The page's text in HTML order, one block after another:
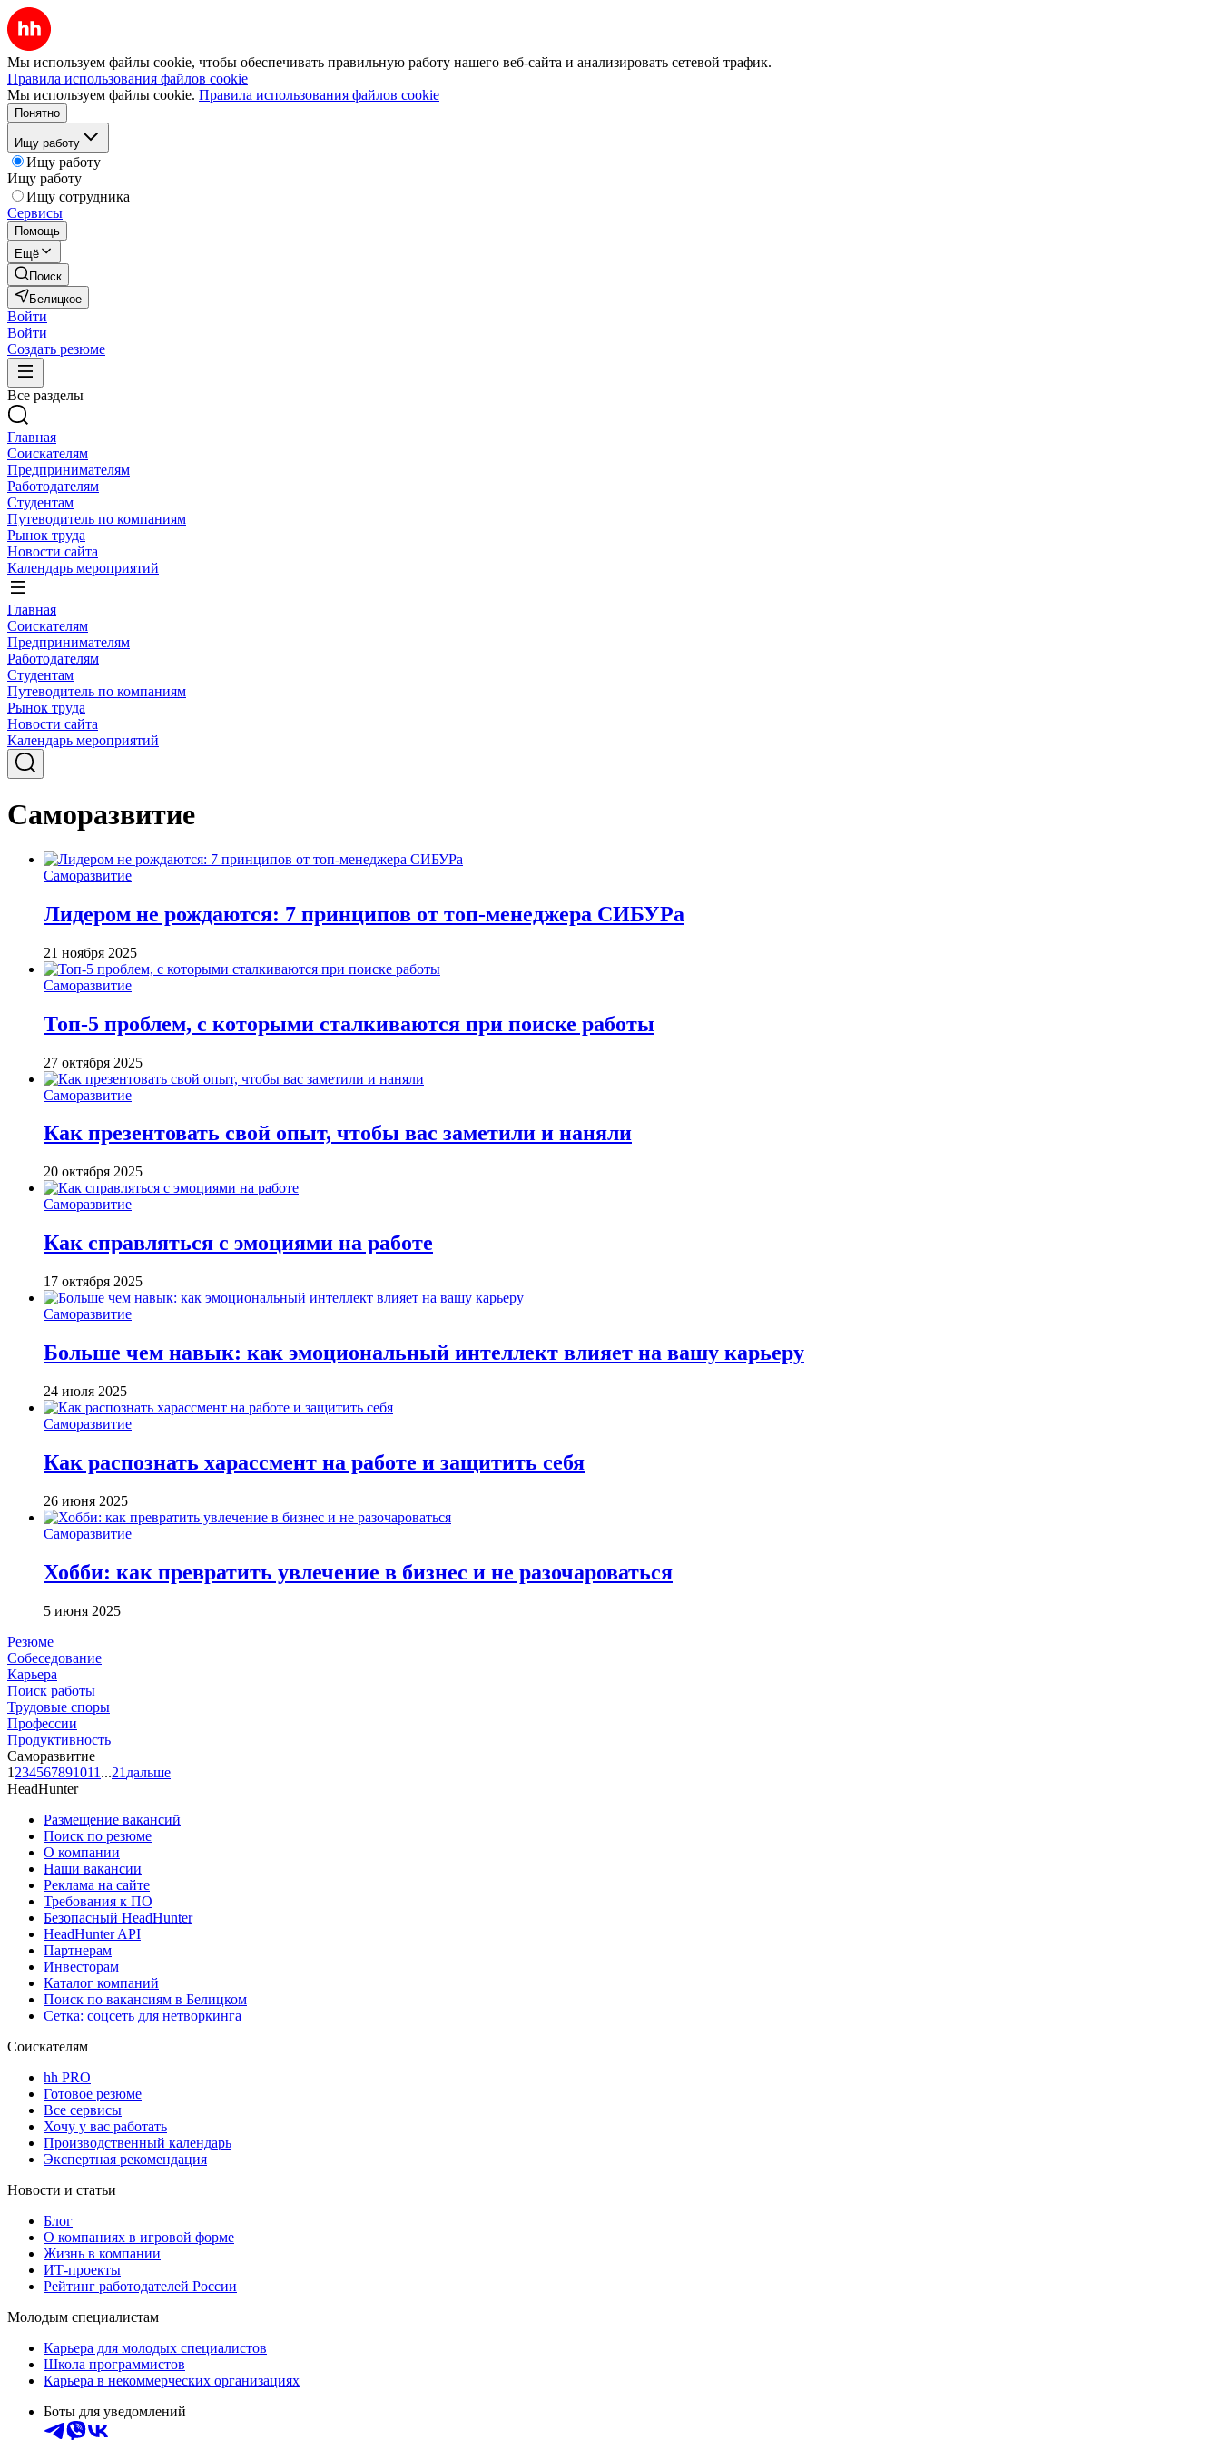
Мы используем файлы cookie, чтобы обеспечивать правильную работу нашего веб-сайта и анализировать сетевой трафик.
Правила использования файлов cookie
Мы используем файлы cookie. Правила использования файлов cookie
Понятно
Ищу работу
Ищу работу
Ищу работу
Ищу сотрудника
Сервисы
Помощь
Ещё
Поиск
Белицкое
Войти
Войти
Создать резюме
Все разделы
Главная
Соискателям
Предпринимателям
Работодателям
Студентам
Путеводитель по компаниям
Рынок труда
Новости сайта
Календарь мероприятий
Главная
Соискателям
Предпринимателям
Работодателям
Студентам
Путеводитель по компаниям
Рынок труда
Новости сайта
Календарь мероприятий
Саморазвитие
Саморазвитие
Лидером не рождаются: 7 принципов от топ-менеджера СИБУРа
21 ноября 2025
Саморазвитие
Топ-5 проблем, с которыми сталкиваются при поиске работы
27 октября 2025
Саморазвитие
Как презентовать свой опыт, чтобы вас заметили и наняли
20 октября 2025
Саморазвитие
Как справляться с эмоциями на работе
17 октября 2025
Саморазвитие
Больше чем навык: как эмоциональный интеллект влияет на вашу карьеру
24 июля 2025
Саморазвитие
Как распознать харассмент на работе и защитить себя
26 июня 2025
Саморазвитие
Хобби: как превратить увлечение в бизнес и не разочароваться
5 июня 2025
Резюме
Собеседование
Карьера
Поиск работы
Трудовые споры
Профессии
Продуктивность
Саморазвитие
1 234567891011 ...21 дальше
HeadHunter
Размещение вакансий
Поиск по резюме
О компании
Наши вакансии
Реклама на сайте
Требования к ПО
Безопасный HeadHunter
HeadHunter API
Партнерам
Инвесторам
Каталог компаний
Поиск по вакансиям в Белицком
Сетка: соцсеть для нетворкинга
Соискателям
hh PRO
Готовое резюме
Все сервисы
Хочу у вас работать
Производственный календарь
Экспертная рекомендация
Новости и статьи
Блог
О компаниях в игровой форме
Жизнь в компании
ИТ-проекты
Рейтинг работодателей России
Молодым специалистам
Карьера для молодых специалистов
Школа программистов
Карьера в некоммерческих организациях
Боты для уведомлений